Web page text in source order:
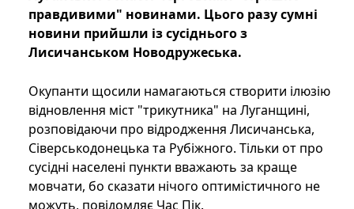
правдивими" новинами. Цього разу сумні
новини прийшли із сусіднього з
Лисичанськом Новодружеська.
Окупанти щосили намагаються створити ілюзію
відновлення міст "трикутника" на Луганщині,
розповідаючи про відродження Лисичанська,
Сіверськодонецька та Рубіжного. Тільки от про
сусідні населені пункти вважають за краще
мовчати, бо сказати нічого оптимістичного не
можуть, повідомляє Час Пік.